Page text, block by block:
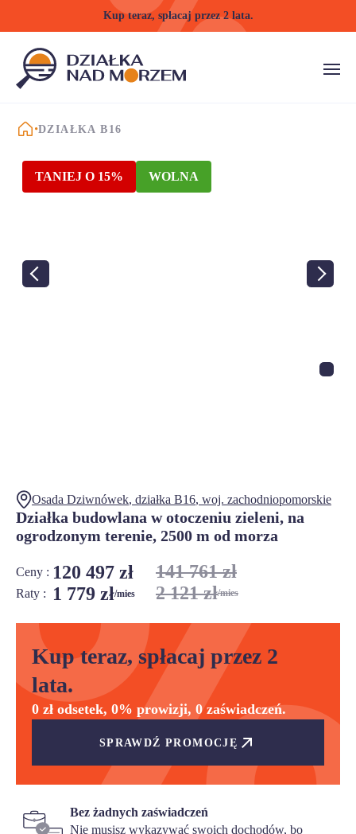
Kup teraz, spłacaj przez 2 lata.
STRONA GŁÓWNA
DZIAŁKA B16
TANIEJ O 15% WOLNA
Osada Dziwnówek, działka B16, woj. zachodniopomorskie
Działka budowlana w otoczeniu zieleni, na
ogrodzonym terenie, 2500 m od morza
Ceny : 120 497 zł 141 761 zł
Raty : 1 779 zł/mies 2 121 zł/mies
Kup teraz, spłacaj przez 2
lata.
0 zł odsetek, 0% prowizji, 0 zaświadczeń.
SPRAWDŹ PROMOCJĘ
Bez żadnych zaświadczeń
Nie musisz wykazywać swoich dochodów, bo